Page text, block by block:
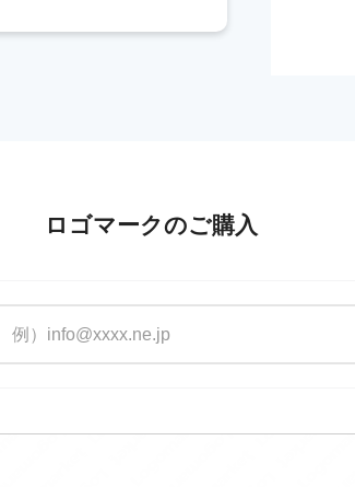
ロゴマークのご購入